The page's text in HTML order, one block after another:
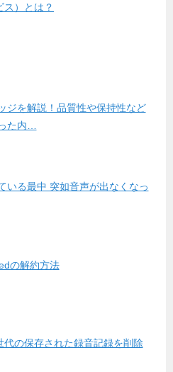
ス）とは？
ジを解説！品質性や保持性など
た内…
いる最中 突如音声が出なくなっ
の解約方法
代の保存された録音記録を削除